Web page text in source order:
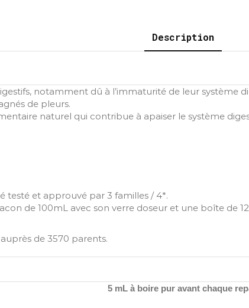
Description
notamment dû à l’immaturité de leur système
de pleurs.
naturel qui contribue à apaiser le système
testé et approuvé par 3 familles / 4*.
de 100mL avec son verre doseur et une boîte de
de 3570 parents.
5 mL à boire pur avant chaque